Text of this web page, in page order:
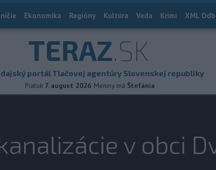
Ekonomika Regióny Kultúra Veda Krimi XML
TERAZ.SK
portál Tlačovej agentúry Slovenskej republiky
Piatok 7. august 2026 Meniny má Štefánia
v obci